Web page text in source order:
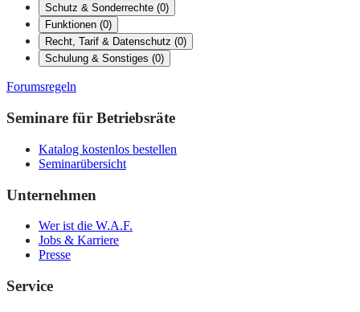
Schutz & Sonderrechte (0)
Funktionen (0)
Recht, Tarif & Datenschutz (0)
Schulung & Sonstiges (0)
Forumsregeln
Seminare für Betriebsräte
Katalog kostenlos bestellen
Seminarübersicht
Unternehmen
Wer ist die W.A.F.
Jobs & Karriere
Presse
Service